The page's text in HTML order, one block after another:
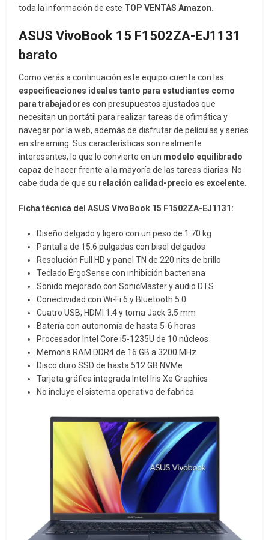
toda la información de este TOP VENTASAmazon.
ASUS VivoBook 15 F1502ZA-EJ1131
barato
Como verás a continuación este equipo cuenta con las
especificaciones ideales tanto para estudiantes como
para trabajadores con presupuestos ajustados que
necesitan un portátil para realizar tareas de ofimática y
navegar por la web, además de disfrutar de películas y series
en streaming. Sus características son realmente
interesantes, lo que lo convierte en un modelo equilibrado
capaz de hacer frente a la mayoría de las tareas diarias. No
cabe duda de que su relación calidad-precio es excelente.
Ficha técnica del ASUS VivoBook 15 F1502ZA-EJ1131:
Diseño delgado y ligero con un peso de 1.70 kg
Pantalla de 15.6 pulgadas con bisel delgados
Resolución Full HD y panel TN de 220 nits de brillo
Teclado ErgoSense con inhibición bacteriana
Sonido mejorado con SonicMaster y audio DTS
Conectividad con Wi-Fi 6 y Bluetooth 5.0
Cuatro USB, HDMI 1.4 y toma Jack 3,5 mm
Batería con autonomía de hasta 5-6 horas
Procesador Intel Core i5-1235U de 10 núcleos
Memoria RAM DDR4 de 16 GB a 3200 MHz
Disco duro SSD de hasta 512 GB NVMe
Tarjeta gráfica integrada Intel Iris Xe Graphics
No incluye el sistema operativo de fabrica